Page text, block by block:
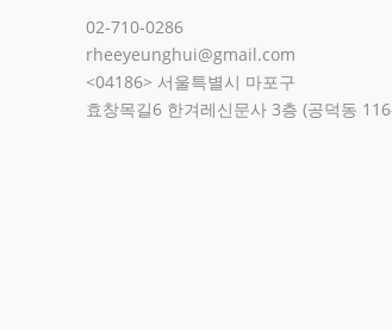
02-710-0286
rheeyeunghui@gmail.com
<04186> 서울특별시 마포구
효창목길6 한겨레신문사 3층 (공덕동